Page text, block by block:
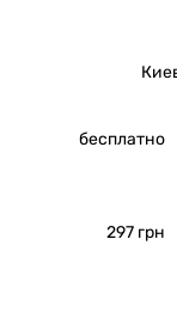
бесплатно
297 грн